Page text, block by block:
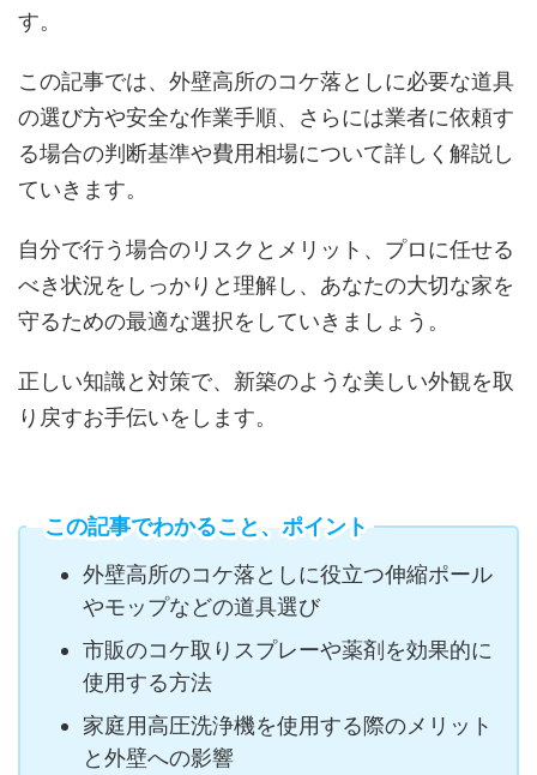
す。
この記事では、外壁高所のコケ落としに必要な道具
の選び方や安全な作業手順、さらには業者に依頼す
る場合の判断基準や費用相場について詳しく解説し
ていきます。
自分で行う場合のリスクとメリット、プロに任せる
べき状況をしっかりと理解し、あなたの大切な家を
守るための最適な選択をしていきましょう。
正しい知識と対策で、新築のような美しい外観を取
り戻すお手伝いをします。
この記事でわかること、ポイント
外壁高所のコケ落としに役立つ伸縮ポール
やモップなどの道具選び
市販のコケ取りスプレーや薬剤を効果的に
使用する方法
家庭用高圧洗浄機を使用する際のメリット
と外壁への影響